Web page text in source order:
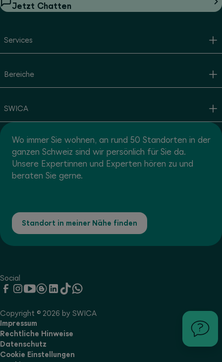
Jetzt Chatten
Services
Bereiche
SWICA
Wo immer Sie wohnen, an rund 50 Standorten in der
ganzen Schweiz sind wir persönlich für Sie da.
Unsere Expertinnen und Experten hören zu und
beraten Sie gerne.
Standort in meiner Nähe finden
Social
Copyright © 2026 by SWICA
Impressum
Rechtliche Hinweise
Datenschutz
Cookie Einstellungen